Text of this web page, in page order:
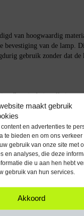
maakt gebruik
en advertenties te
te bieden en om ons verkeer
gebruik van onze site met
en analyses, die deze
die u aan hen hebt
gebruik van hun services.
Akkoord
van hoogwaardig
bevestiging van de lamp.
gebruik zonder dat de
flens is de installatie van
zorgt voor extra stabiliteit
stevig te bevestigen aan
voor diverse
tot het gebruik in
moderne en strakke
past.